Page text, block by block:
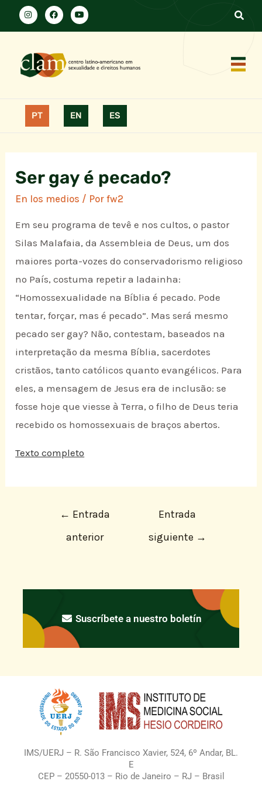
PT EN ES
Ser gay é pecado?
En los medios / Porfw2
Em seu programa de tevê e nos cultos, o pastor
Silas Malafaia, da Assembleia de Deus, um dos
maiores porta-vozes do conservadorismo religioso
no País, costuma repetir a ladainha:
“Homossexualidade na Bíblia é pecado. Pode
tentar, forçar, mas é pecado”. Mas será mesmo
pecado ser gay? Não, contestam, baseados na
interpretação da mesma Bíblia, sacerdotes
cristãos, tanto católicos quanto evangélicos. Para
eles, a mensagem de Jesus era de inclusão: se
fosse hoje que viesse à Terra, o filho de Deus teria
recebido os homossexuais de braços abertos.
Texto completo
← Entrada
anterior
Entrada
siguiente →
Suscríbete a nuestro boletín
IMS/UERJ – R. São Francisco Xavier, 524, 6º Andar, BL.
E
CEP – 20550-013 – Rio de Janeiro – RJ – Brasil